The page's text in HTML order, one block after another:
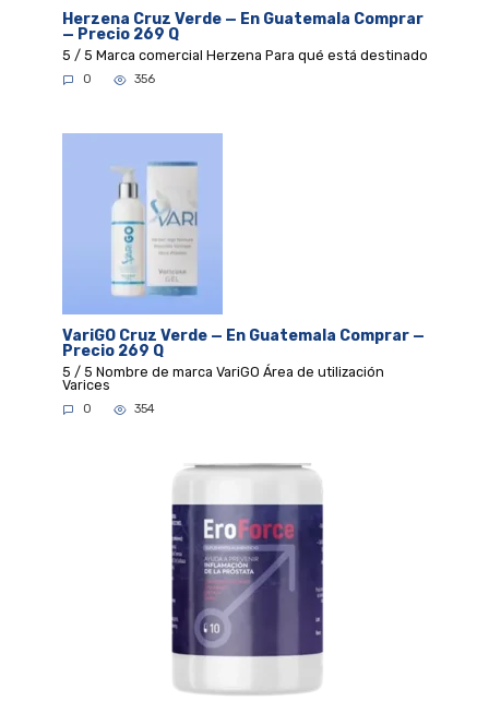
Herzena Cruz Verde — En Guatemala Comprar
— Precio 269 Q
5 / 5 Marca comercial Herzena Para qué está destinado
0 356
VariGO Cruz Verde — En Guatemala Comprar —
Precio 269 Q
5 / 5 Nombre de marca VariGO Área de utilización
Varices
0 354